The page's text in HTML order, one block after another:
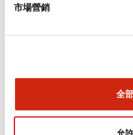
市場營銷
全
認證與標準